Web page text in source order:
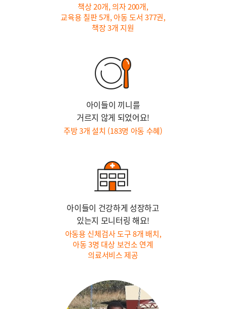
책상 20개, 의자 200개,
교육용 칠판 5개, 아동 도서 377권,
책장 3개 지원
아이들이 끼니를
거르지 않게 되었어요!
주방 3개 설치 (183명 아동 수혜)
아이들이 건강하게 성장하고
있는지 모니터링 해요!
아동용 신체검사 도구 8개 배치,
아동 3명 대상 보건소 연계
의료서비스 제공